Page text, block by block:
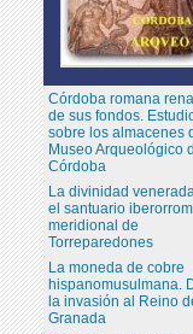
Córdoba romana
de sus fondos.
sobre los almacenes
Museo Arqueológico
Córdoba
La divinidad
el santuario
meridional de
Torreparedones
La moneda de cobre
hispanomusulmana.
la invasión al Reino
Granada